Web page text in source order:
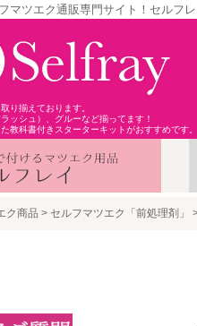
マツエク通販専門サイト！セルフ
り揃えております。
ッシュ）、グルーなど揃ってます！
教科書付きスターターキットがおすすめです。
ク商品 セルフマツエク「前処理剤」